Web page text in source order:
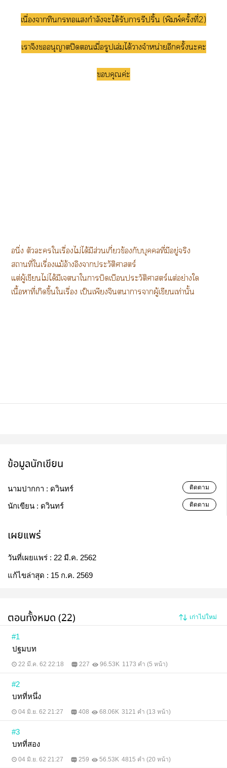
เนื่องจากทินกรแกำลังะได้รับารีปริ้น (พิมพ์ครั้งที่2)
เาจึงอนุญาตปิดเมื่อรูปเล่มได้าจำหน่ายอีกครั้งะะ
คุณค่ะ
อนึ่ง ตัวะใเรื่องไม่ได้มีส่วนเกี่ยวข้องกับบุคคลที่มีอยู่จริง
สถานที่ใเรื่องแม้อ้างอิงาประวัติศาสตร์
แต่ผู้เขียนไม่ได้มีเาใาบิดเบือนประวัติศาสตร์แต่อย่างใ
เนื้อาที่เกิดขึ้นใเรื่อง เป็นเพียงจินตนาการาผู้เขียนเท่านั้น
ข้อมูลนักเขียน
นามปากกา : ดวินทร์ ติดตาม
นักเขียน : ดวินทร์ ติดตาม
เผยแพร่
วันที่เผยแพร่ : 22 มี.ค. 2562
แก้ไขล่าสุด : 15 ก.ค. 2569
ตอนทั้งหมด (22) เก่าไปใหม่
#1
ปฐมบท
22 มี.ค. 62 22:18 227 96.53K 1173 คำ (5 หน้า)
#2
บทที่หนึ่ง
04 มิ.ย. 62 21:27 408 68.06K 3121 คำ (13 หน้า)
#3
บทที่สอง
04 มิ.ย. 62 21:27 259 56.53K 4815 คำ (20 หน้า)